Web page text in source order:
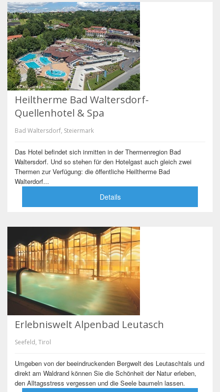
Heiltherme Bad Waltersdorf-
Quellenhotel & Spa
Bad Waltersdorf, Steiermark
Das Hotel befindet sich inmitten in der Thermenregion Bad
Waltersdorf. Und so stehen für den Hotelgast auch gleich zwei
Thermen zur Verfügung: die öffentliche Heiltherme Bad
Walterdorf...
Details
Erlebniswelt Alpenbad Leutasch
Seefeld, Tirol
Umgeben von der beeindruckenden Bergwelt des Leutaschtals und
direkt am Waldrand können Sie die Schönheit der Natur erleben,
den Alltagsstress vergessen und die Seele baumeln lassen.